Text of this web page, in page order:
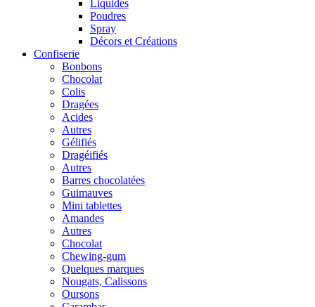
Liquides
Poudres
Spray
Décors et Créations
Confiserie
Bonbons
Chocolat
Colis
Dragées
Acides
Autres
Gélifiés
Dragéifiés
Autres
Barres chocolatées
Guimauves
Mini tablettes
Amandes
Autres
Chocolat
Chewing-gum
Quelques marques
Nougats, Calissons
Oursons